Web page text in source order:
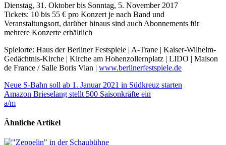
Dienstag, 31. Oktober bis Sonntag, 5. November 2017
Tickets: 10 bis 55 € pro Konzert je nach Band und
Veranstaltungsort, darüber hinaus sind auch Abonnements für
mehrere Konzerte erhältlich
Spielorte: Haus der Berliner Festspiele | A-Trane | Kaiser-Wilhelm-
Gedächtnis-Kirche | Kirche am Hohenzollernplatz | LIDO | Maison
de France / Salle Boris Vian | www.berlinerfestspiele.de
Beitragsnavigation
Neue S-Bahn soll ab 1. Januar 2021 in Südkreuz starten
Amazon Brieselang stellt 500 Saisonkräfte ein
a/m
Ähnliche Artikel